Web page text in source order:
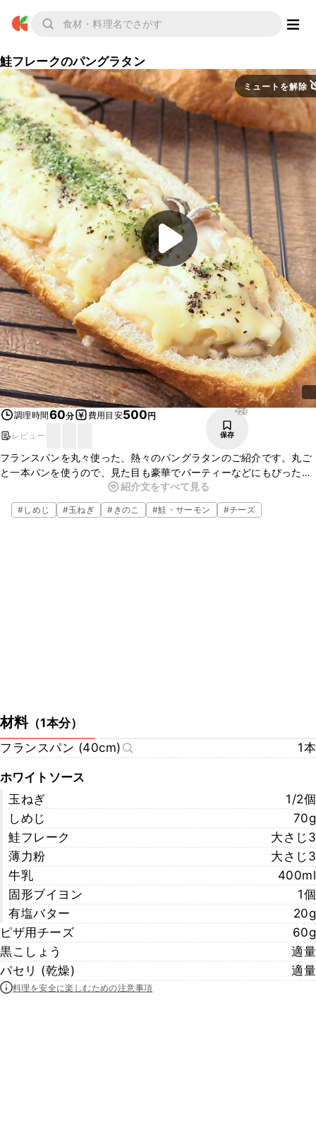
鮭フレークのパングラタン
ミュートを解除
調理時間60分 費用目安500円
レビュー
226
保存
フランスパンを丸々使った、熱々のパングラタンのご紹介です。丸ご
と一本パンを使うので、見た目も豪華でパーティーなどにもぴったり
ですよ。とても簡単ですが、華やかに見えるので、この機会にぜひ
作ってみて下さいね。
紹介文をすべて見る
#しめじ #玉ねぎ # きのこ #鮭・サーモン #チーズ
材料（1本分）
フランスパン (40cm)
1本
ホワイトソース
玉ねぎ
1/2個
しめじ
70g
鮭フレーク
大さじ3
薄力粉
大さじ3
牛乳
400ml
固形ブイヨン
1個
有塩バター
20g
ピザ用チーズ
60g
黒こしょう
適量
パセリ (乾燥)
適量
料理を安全に楽しむための注意事項